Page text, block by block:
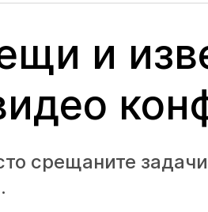
и
срещаните